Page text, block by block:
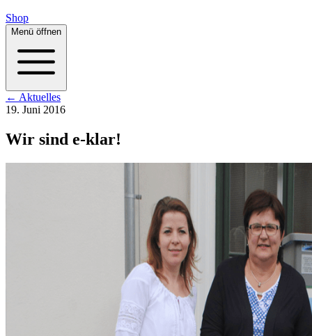
Shop
Menü öffnen
← Aktuelles
19. Juni 2016
Wir sind e-klar!